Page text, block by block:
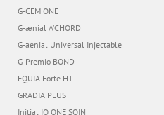
G-CEM ONE
G-ænial A’CHORD
G-aenial Universal Injectable
G-Premio BOND
EQUIA Forte HT
GRADIA PLUS
Initial IQ ONE SQIN